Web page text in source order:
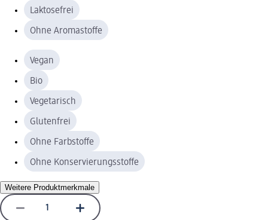
Laktosefrei
Ohne Aromastoffe
Vegan
Bio
Vegetarisch
Glutenfrei
Ohne Farbstoffe
Ohne Konservierungsstoffe
Weitere Produktmerkmale